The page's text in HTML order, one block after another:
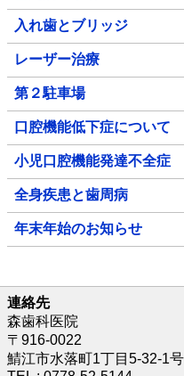
入れ歯とブリッジ
レーザー治療
第２駐車場
口腔機能低下症について
小児口腔機能発達不全症
全身疾患と歯周病
年末年始のお知らせ
連絡先
森歯科医院
〒916-0022
鯖江市水落町1丁目5-32-1号